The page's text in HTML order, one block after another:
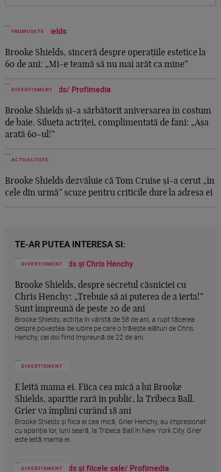
FRUMUSETE
Brooke Shields, sinceră despre operațiile estetice la
60 de ani: „Mi-e teamă să nu mai arăt ca mine”
DIVERTISMENT
Brooke Shields și-a sărbătorit aniversarea în costum
de baie. Silueta actriței, complimentată de fani: „Așa
arată 60-ul!”
ACTUALITATE
Brooke Shields dezvăluie că Tom Cruise și-a cerut „în
cele din urmă” scuze pentru criticile dure la adresa ei
TE-AR PUTEA INTERESA SI:
DIVERTISMENT
Brooke Shields, despre secretul căsniciei cu
Chris Henchy: „Trebuie să ai puterea de a ierta!”
Sunt împreună de peste 20 de ani
Brooke Shields, actrița în vârstă de 58 de ani, a rupt tăcerea
despre povestea de iubire pe care o trăiește alături de Chris
Henchy, cei doi fiind împreună de 22 de ani.
DIVERTISMENT
E leită mama ei. Fiica cea mică a lui Brooke
Shields, apariție rară în public, la Tribeca Ball.
Grier va împlini curând 18 ani
Brooke Shields și fiica ei cea mică, Grier Henchy, au impresionat
cu apariția lor, luni seară, la Tribeca Ball în New York City. Grier
este leită mama ei.
DIVERTISMENT